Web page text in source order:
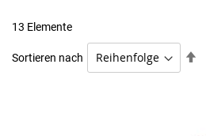
13 Elemente
Sortieren nach